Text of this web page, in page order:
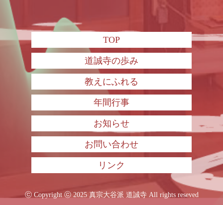
TOP
道誠寺の歩み
教えにふれる
年間行事
お知らせ
お問い合わせ
リンク
ⓒ Copyright ⓒ 2025 真宗大谷派 道誠寺 All rights reseved